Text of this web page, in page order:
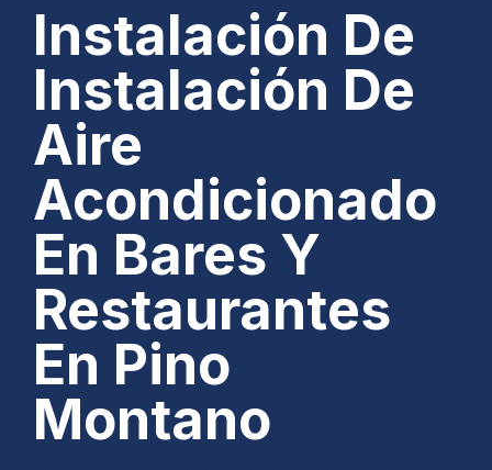
Instalación De
Instalación De
Aire
Acondicionado
En Bares Y
Restaurantes
En Pino
Montano